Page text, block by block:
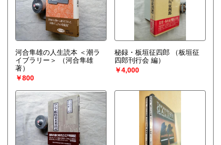
河合隼雄の人生読本 ＜潮ラ
イブラリー＞
（河合隼雄
著）
￥800
秘録・板垣征四郎
（板垣征
四郎刊行会 編）
￥4,000